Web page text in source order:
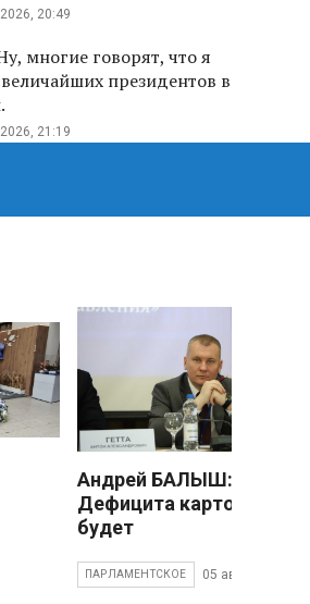
20:49
многие говорят, что я
президентов в
21:19
Андрей БАЛЫШ:
Дефицита картофеля не
будет
ПАРЛАМЕНТСКОЕ 05 августа 2026